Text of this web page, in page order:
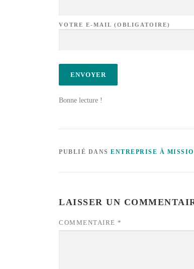
VOTRE E-MAIL (OBLIGATOIRE)
Bonne lecture !
PUBLIÉ DANS ENTREPRISE À
LAISSER UN
COMMENTAIRE *